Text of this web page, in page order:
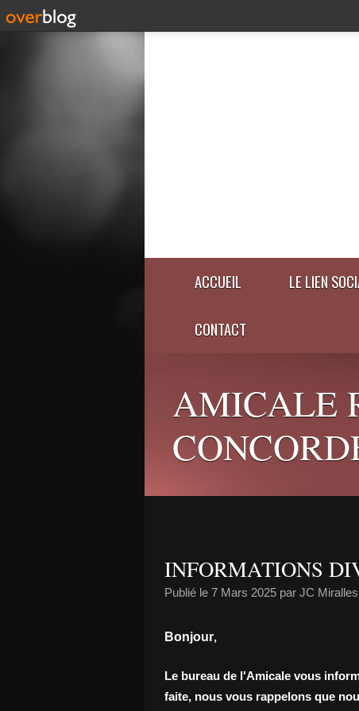
ACCUEIL LE LIEN
CONTACT
AMICALE
INFORMATIONS
Publié le 7 Mars 2025 par JC Miralles
Bonjour,
Le bureau de l'Amicale vous
faite, nous vous rappelons que